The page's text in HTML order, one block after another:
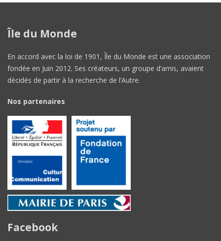
Île du Monde
En accord avec la loi de 1901, Île du Monde est une association
fondée en Juin 2012. Ses créateurs, un groupe d’amis, avaient
décidés de partir à la recherche de l’Autre.
Nos partenaires
Facebook